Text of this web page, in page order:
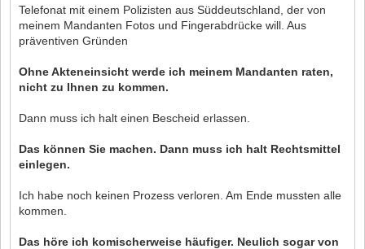
Telefonat mit einem Polizisten aus Süddeutschland, der von
meinem Mandanten Fotos und Fingerabdrücke will. Aus
präventiven Gründen
Ohne Akteneinsicht werde ich meinem Mandanten raten,
nicht zu Ihnen zu kommen.
Dann muss ich halt einen Bescheid erlassen.
Das können Sie machen. Dann muss ich halt Rechtsmittel
einlegen.
Ich habe noch keinen Prozess verloren. Am Ende mussten alle
kommen.
Das höre ich komischerweise häufiger. Neulich sogar von